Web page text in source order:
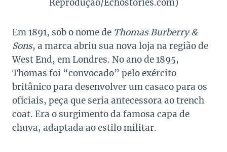
Reprodução/Echostories.com)
Em 1891, sob o nome de Thomas Burberry &
Sons, a marca abriu sua nova loja na região de
West End, em Londres. No ano de 1895,
Thomas foi “convocado” pelo exército
britânico para desenvolver um casaco para os
oficiais, peça que seria antecessora ao trench
coat. Era o surgimento da famosa capa de
chuva, adaptada ao estilo militar.